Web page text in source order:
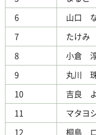
6
山口
7
たけみ
8
小倉
9
丸川
10
吉良
11
マタヨ
12
桐島